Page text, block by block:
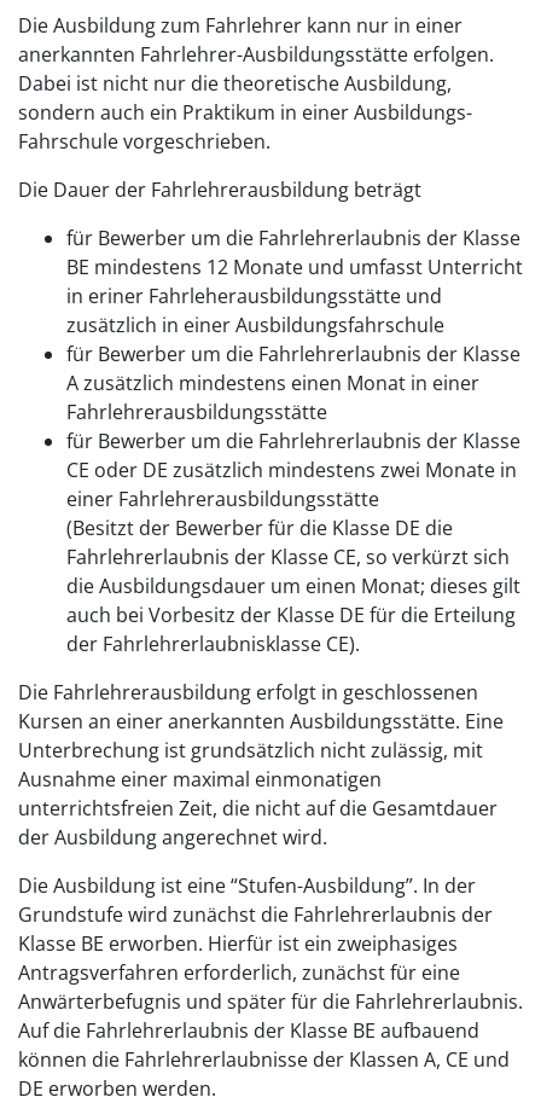
Die Ausbildung zum Fahrlehrer kann nur in einer
anerkannten Fahrlehrer-Ausbildungsstätte erfolgen.
Dabei ist nicht nur die theoretische Ausbildung,
sondern auch ein Praktikum in einer Ausbildungs-
Fahrschule vorgeschrieben.
Die Dauer der Fahrlehrerausbildung beträgt
für Bewerber um die Fahrlehrerlaubnis der Klasse
BE mindestens 12 Monate und umfasst Unterricht
in eriner Fahrleherausbildungsstätte und
zusätzlich in einer Ausbildungsfahrschule
für Bewerber um die Fahrlehrerlaubnis der Klasse
A zusätzlich mindestens einen Monat in einer
Fahrlehrerausbildungsstätte
für Bewerber um die Fahrlehrerlaubnis der Klasse
CE oder DE zusätzlich mindestens zwei Monate in
einer Fahrlehrerausbildungsstätte
(Besitzt der Bewerber für die Klasse DE die
Fahrlehrerlaubnis der Klasse CE, so verkürzt sich
die Ausbildungsdauer um einen Monat; dieses gilt
auch bei Vorbesitz der Klasse DE für die Erteilung
der Fahrlehrerlaubnisklasse CE).
Die Fahrlehrerausbildung erfolgt in geschlossenen
Kursen an einer anerkannten Ausbildungsstätte. Eine
Unterbrechung ist grundsätzlich nicht zulässig, mit
Ausnahme einer maximal einmonatigen
unterrichtsfreien Zeit, die nicht auf die Gesamtdauer
der Ausbildung angerechnet wird.
Die Ausbildung ist eine “Stufen-Ausbildung”. In der
Grundstufe wird zunächst die Fahrlehrerlaubnis der
Klasse BE erworben. Hierfür ist ein zweiphasiges
Antragsverfahren erforderlich, zunächst für eine
Anwärterbefugnis und später für die Fahrlehrerlaubnis.
Auf die Fahrlehrerlaubnis der Klasse BE aufbauend
können die Fahrlehrerlaubnisse der Klassen A, CE und
DE erworben werden.